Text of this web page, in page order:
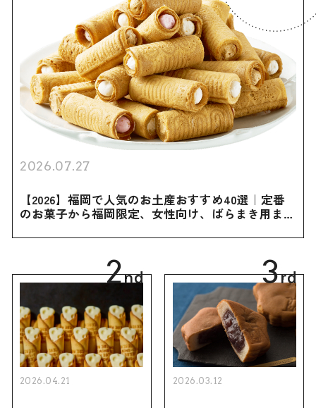
2026.07.27
【2026】福岡で人気のお土産おすすめ40選｜定番
のお菓子から福岡限定、女性向け、ばらまき用まで
2nd
2026.04.21
3rd
2026.03.12